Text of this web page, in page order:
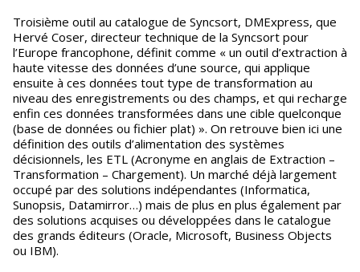
Troisième outil au catalogue de Syncsort, DMExpress, que
Hervé Coser, directeur technique de la Syncsort pour
l’Europe francophone, définit comme « un outil d’extraction à
haute vitesse des données d’une source, qui applique
ensuite à ces données tout type de transformation au
niveau des enregistrements ou des champs, et qui recharge
enfin ces données transformées dans une cible quelconque
(base de données ou fichier plat) ». On retrouve bien ici une
définition des outils d’alimentation des systèmes
décisionnels, les ETL (Acronyme en anglais de Extraction –
Transformation – Chargement). Un marché déjà largement
occupé par des solutions indépendantes (Informatica,
Sunopsis, Datamirror…) mais de plus en plus également par
des solutions acquises ou développées dans le catalogue
des grands éditeurs (Oracle, Microsoft, Business Objects
ou IBM).